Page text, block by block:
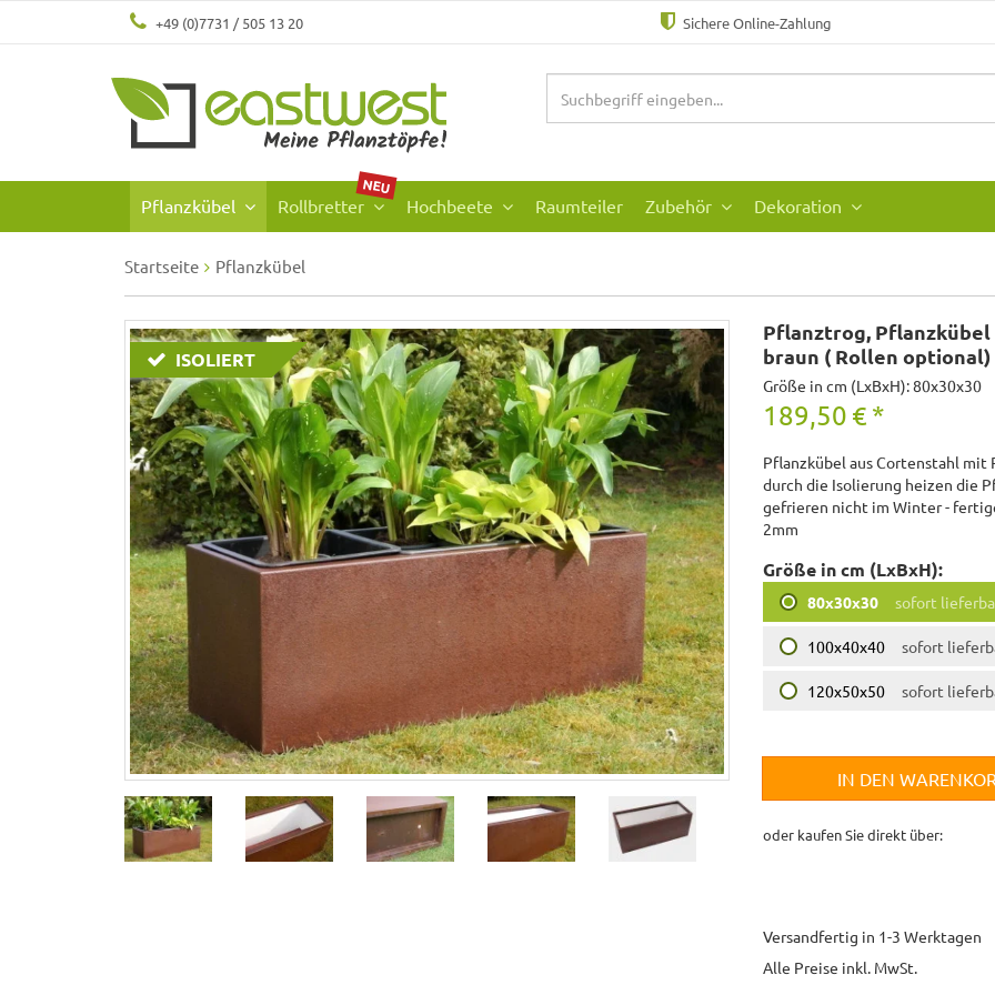
+49 (0)7731 / 505 13 20 Sichere Online-Zahlung
Pflanzkübel Rollbretter
NEU
Hochbeete Raumteiler Zubehör Dekoration
Startseite Pflanzkübel
ISOLIERT
Pflanztrog,
braun ( Rollen optional)
Größe in cm (LxBxH): 80x30x30
189,50 € *
Pflanzkübel aus Cortenstahl
durch die Isolierung heizen die
gefrieren nicht im Winter -
2mm
Größe in cm (LxBxH):
80x30x30 sofort
100x40x40 sofort
120x50x50 sofort
IN DEN
oder kaufen Sie direkt über:
Versandfertig in 1-3 Werktagen
Alle Preise inkl. MwSt.